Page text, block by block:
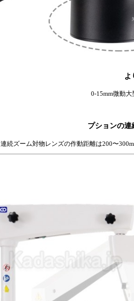
よ
0-15mm微動
プションの
連続ズーム対物レンズの作動距離は200〜